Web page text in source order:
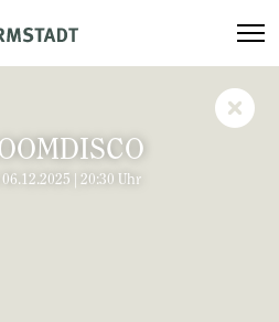
| 20:30 Uhr